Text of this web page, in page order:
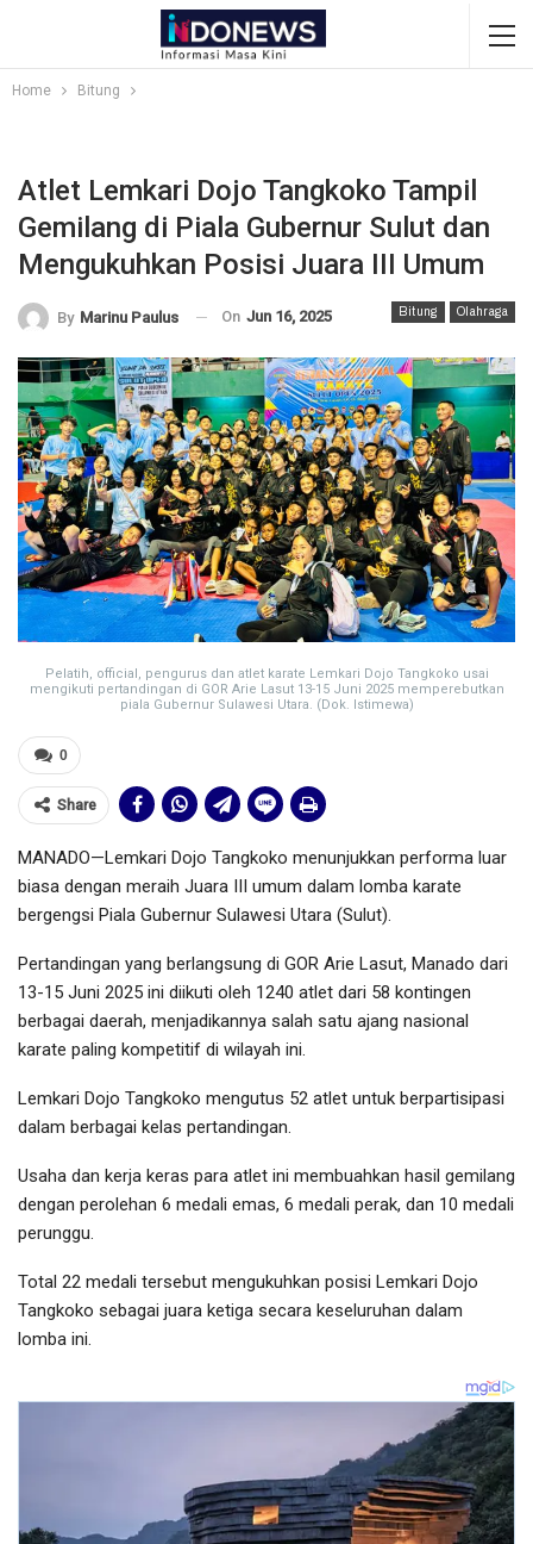
Home Bitung
Atlet Lemkari Dojo Tangkoko Tampil
Gemilang di Piala Gubernur Sulut dan
Mengukuhkan Posisi Juara III Umum
Bitung Olahraga
By Marinu Paulus On Jun 16, 2025
Pelatih, official, pengurus dan atlet karate Lemkari Dojo Tangkoko usai
mengikuti pertandingan di GOR Arie Lasut 13-15 Juni 2025 memperebutkan
piala Gubernur Sulawesi Utara. (Dok. Istimewa)
0
Share
MANADO—Lemkari Dojo Tangkoko menunjukkan performa luar
biasa dengan meraih Juara III umum dalam lomba karate
bergengsi Piala Gubernur Sulawesi Utara (Sulut).
Pertandingan yang berlangsung di GOR Arie Lasut, Manado dari
13-15 Juni 2025 ini diikuti oleh 1240 atlet dari 58 kontingen
berbagai daerah, menjadikannya salah satu ajang nasional
karate paling kompetitif di wilayah ini.
Lemkari Dojo Tangkoko mengutus 52 atlet untuk berpartisipasi
dalam berbagai kelas pertandingan.
Usaha dan kerja keras para atlet ini membuahkan hasil gemilang
dengan perolehan 6 medali emas, 6 medali perak, dan 10 medali
perunggu.
Total 22 medali tersebut mengukuhkan posisi Lemkari Dojo
Tangkoko sebagai juara ketiga secara keseluruhan dalam
lomba ini.